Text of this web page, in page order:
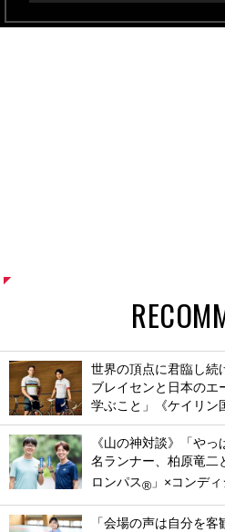
世界の頂点に君臨し続
ブレイセンと日本のエ
学ぶこと」《ケイリン
《山の神対談》「や
名ランナー、柏原竜二
ロンパス® 」×コンデ
「会場の声は自分を